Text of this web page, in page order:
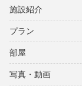
施設紹介
プラン
部屋
写真・動画